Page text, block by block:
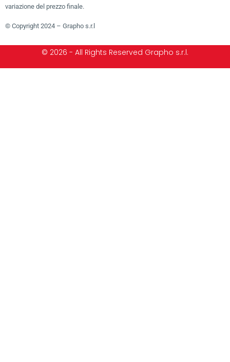
variazione del prezzo finale.
© Copyright 2024 – Grapho s.r.l
© 2026 - All Rights Reserved Grapho s.r.l.